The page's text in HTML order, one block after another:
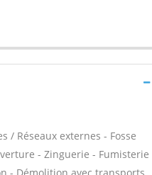
/ Réseaux externes - Fosse
- Zinguerie - Fumisterie